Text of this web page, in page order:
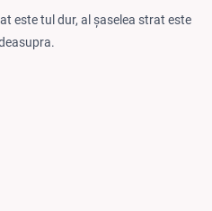
este tul dur, al șaselea strat este